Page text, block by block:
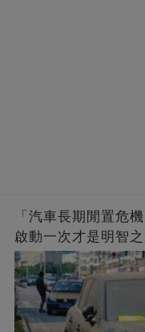
「汽車長期閒置危
啟動一次才是明智之